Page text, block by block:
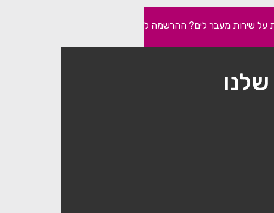
על שירות מעבר לים? ההרשמה לשירות לאומי בתפוצות בעיצומה
שלנו